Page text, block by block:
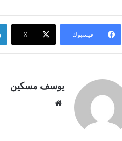
فيسبوك ‫X
يوسف مسكين